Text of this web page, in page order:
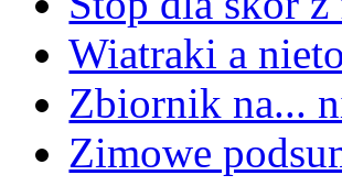
Wiatraki a
Zbiornik na...
Zimowe